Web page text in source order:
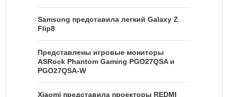
Samsung представила легкий Galaxy Z
Flip8
Представлены игровые мониторы
ASRock Phantom Gaming PGO27QSA и
PGO27QSA-W
Xiaomi представила проекторы REDMI